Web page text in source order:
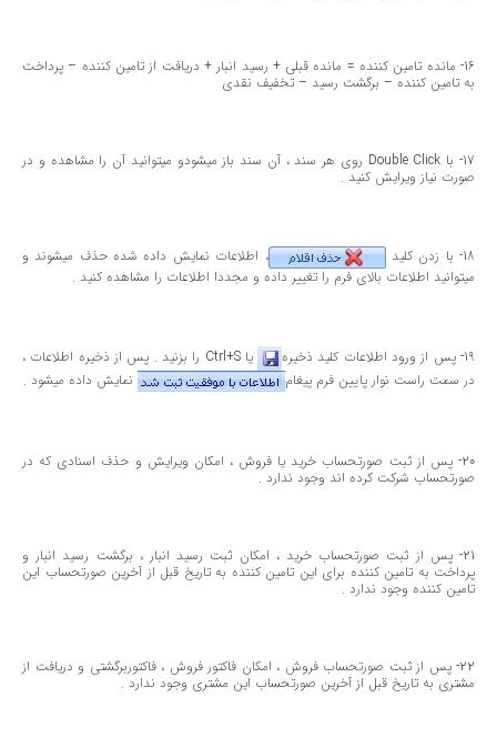
16- مانده تامین كننده = مانده قبلی + رسید انبار + دریافت از تامین كننده – پرداخت
به تامین كننده – برگشت رسید – تخفیف نقدی
17- با Double Click روی هر سند ، آن سند باز میشودو میتوانید آن را مشاهده و در
صورت نیاز ویرایش كنید .
18- با زدن كلید
، اطلاعات نمایش داده شده حذف میشوند و
میتوانید اطلاعات بالای فرم را تغییر داده و مجددا اطلاعات را مشاهده كنید .
19- پس از ورود اطلاعات كلید ذخیره
یا Ctrl+S را بزنید . پس از ذخیره اطلاعات ،
در سمت راست نوار پایین فرم پیغام
نمایش داده میشود .
20- پس از ثبت صورتحساب خرید یا فروش ، امكان ویرایش و حذف اسنادی كه در
صورتحساب شركت كرده اند وجود ندارد .
21- پس از ثبت صورتحساب خرید ، امكان ثبت رسید انبار ، برگشت رسید انبار و
پرداخت به تامین كننده برای این تامین كننده به تاریخ قبل از آخرین صورتحساب این
تامین كننده وجود ندارد .
22- پس از ثبت صورتحساب فروش ، امكان فاكتور فروش ، فاكتوربرگشتی و دریافت از
مشتری به تاریخ قبل از آخرین صورتحساب این مشتری وجود ندارد .